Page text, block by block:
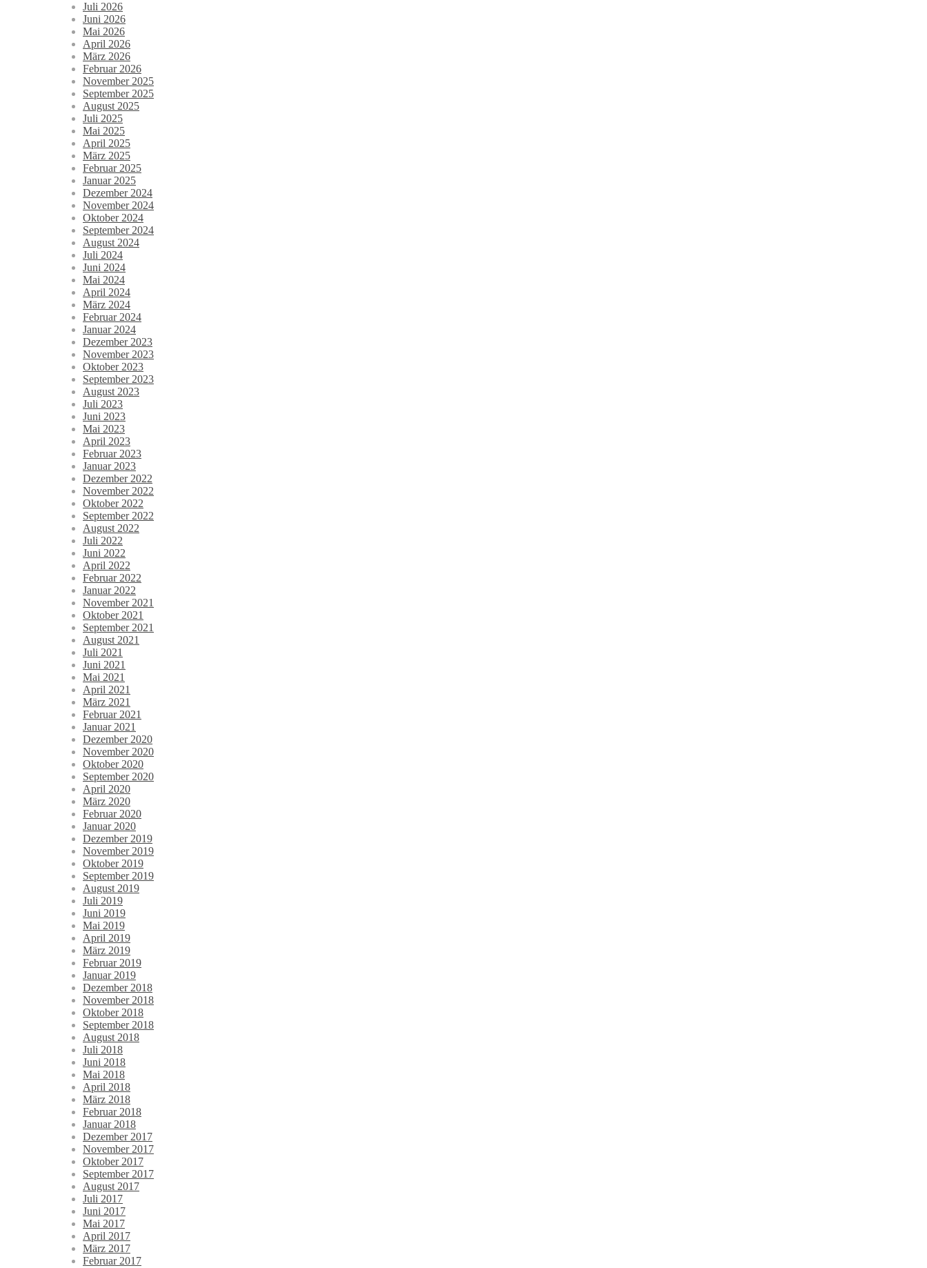
Juli 2026
Juni 2026
Mai 2026
April 2026
März 2026
Februar 2026
November 2025
September 2025
August 2025
Juli 2025
Mai 2025
April 2025
März 2025
Februar 2025
Januar 2025
Dezember 2024
November 2024
Oktober 2024
September 2024
August 2024
Juli 2024
Juni 2024
Mai 2024
April 2024
März 2024
Februar 2024
Januar 2024
Dezember 2023
November 2023
Oktober 2023
September 2023
August 2023
Juli 2023
Juni 2023
Mai 2023
April 2023
Februar 2023
Januar 2023
Dezember 2022
November 2022
Oktober 2022
September 2022
August 2022
Juli 2022
Juni 2022
April 2022
Februar 2022
Januar 2022
November 2021
Oktober 2021
September 2021
August 2021
Juli 2021
Juni 2021
Mai 2021
April 2021
März 2021
Februar 2021
Januar 2021
Dezember 2020
November 2020
Oktober 2020
September 2020
April 2020
März 2020
Februar 2020
Januar 2020
Dezember 2019
November 2019
Oktober 2019
September 2019
August 2019
Juli 2019
Juni 2019
Mai 2019
April 2019
März 2019
Februar 2019
Januar 2019
Dezember 2018
November 2018
Oktober 2018
September 2018
August 2018
Juli 2018
Juni 2018
Mai 2018
April 2018
März 2018
Februar 2018
Januar 2018
Dezember 2017
November 2017
Oktober 2017
September 2017
August 2017
Juli 2017
Juni 2017
Mai 2017
April 2017
März 2017
Februar 2017